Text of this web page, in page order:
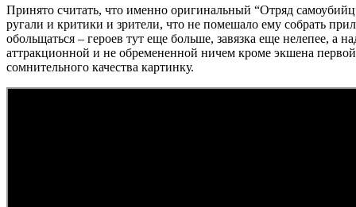
Принято считать, что именно оригинальный “Отряд
ругали и критики и зрители, что не помешало ему собрать
обольщаться – героев тут еще больше, завязка еще нелепее,
аттракционной и не обремененной ничем кроме экшена
сомнительного качества картинку.